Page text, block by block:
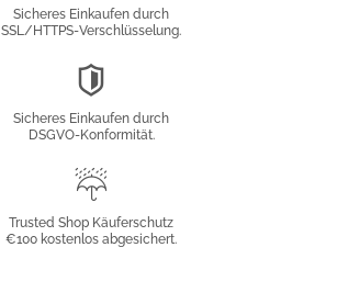
Sicheres Einkaufen durch
SSL/HTTPS-Verschlüsselung.
Sicheres Einkaufen durch
DSGVO-Konformität.
Käuferschutz
Trusted Shop Käuferschutz
€100 kostenlos abgesichert.